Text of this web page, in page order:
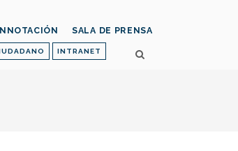
INTRANET
SALA DE PRENSA